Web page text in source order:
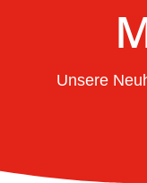
Unsere